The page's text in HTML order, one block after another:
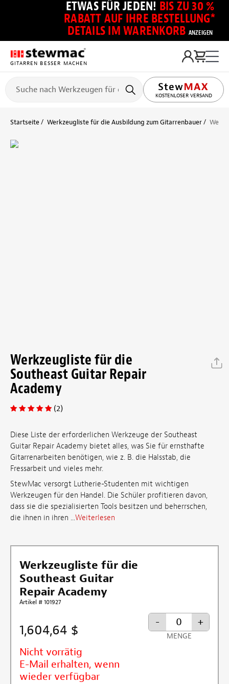
ETWAS FÜR JEDEN! BIS ZU 30 %
RABATT AUF IHRE BESTELLUNG*
DETAILS IM WARENKORB ANZEIGEN
GITARREN BESSER MACHEN
KOSTENLOSER VERSAND
Startseite Werkzeugliste für die Ausbildung zum Gitarrenbauer
Werkzeugliste für die
Southeast Guitar Repair
Academy
(2)
Diese Liste der erforderlichen Werkzeuge der Southeast
Guitar Repair Academy bietet alles, was Sie für ernsthafte
Gitarrenarbeiten benötigen, wie z. B. die Halsstab, die
Fressarbeit und vieles mehr.
StewMac versorgt Lutherie-Studenten mit wichtigen
Werkzeugen für den Handel. Die Schüler profitieren davon,
dass sie die spezialisierten Tools besitzen und beherrschen,
die ihnen in ihren ...Weiterlesen
Werkzeugliste für die
Southeast Guitar
Repair Academy
Artikel # 101927
1,604,64 $
Nicht vorrätig
E-Mail erhalten, wenn
wieder verfügbar
- +
MENGE